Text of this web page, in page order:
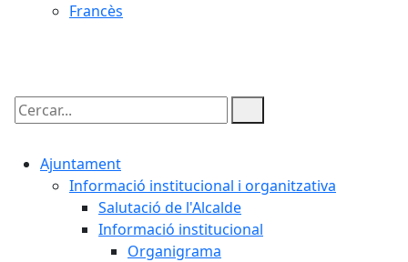
Francès
Cercar:
Ajuntament
Informació institucional i organitzativa
Salutació de l'Alcalde
Informació institucional
Organigrama